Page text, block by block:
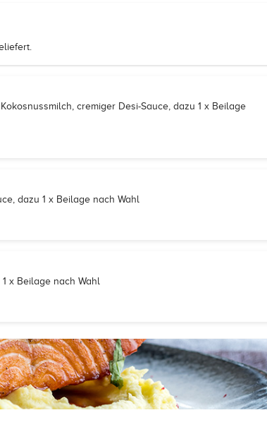
cremiger Desi-Sauce, dazu 1 x Beilage
dazu 1 x Beilage nach Wahl
x Beilage nach Wahl